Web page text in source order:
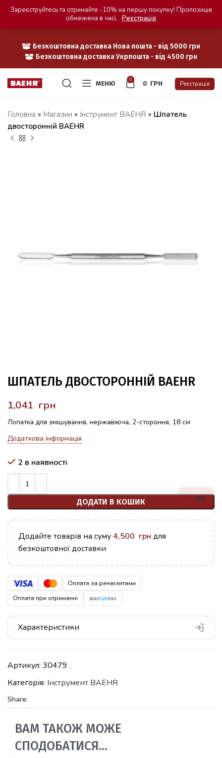
Безкоштовна доставка Нова пошта - від 5000 грн
Безкоштовна доставка Укрпошта - від 4500 грн
МЕНЮ
0
0 ГРН Реєстрація
Головна » Магазин » Iнструмент BAEHR » Шпатель
двосторонній BAEHR
ШПАТЕЛЬ ДВОСТОРОННІЙ BAEHR
грн
Лопатка для змішування, нержавіюча, 2-стороння, 18 см
Додаткова інформація
2 в наявності
ДОДАТИ В КОШИК 88
Додайте товарів на суму 4,500 грн для
безкоштовної доставки
Оплата за реквізитами
Оплата при отриманні
Характеристики
Артикул: 30479
Категорія: Iнструмент BAEHR
Share:
ВАМ ТАКОЖ МОЖЕ
СПОДОБАТИСЯ…
Зареєструйтесь та отримайте -10% на першу покупку! Пропозиція
обмежена в часі. Реєстрація